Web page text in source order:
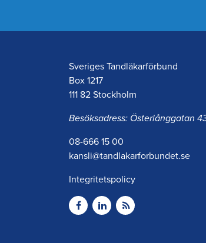
Sveriges Tandläkarförbund
Box 1217
111 82 Stockholm
Besöksadress: Österlånggatan
08-666 15 00
kansli@tandlakarforbundet.se
Integritetspolicy